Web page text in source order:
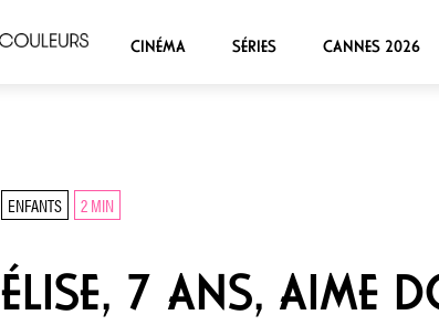
CINÉMA SÉRIES CANNES 2026
ENFANTS 2 MIN
ÉLISE, 7 ANS, AIME